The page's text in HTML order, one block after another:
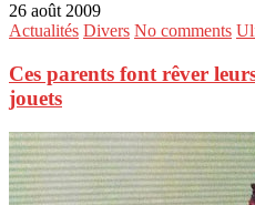
26 août 2009
Actualités Divers No comments
Ces parents font rêver
jouets